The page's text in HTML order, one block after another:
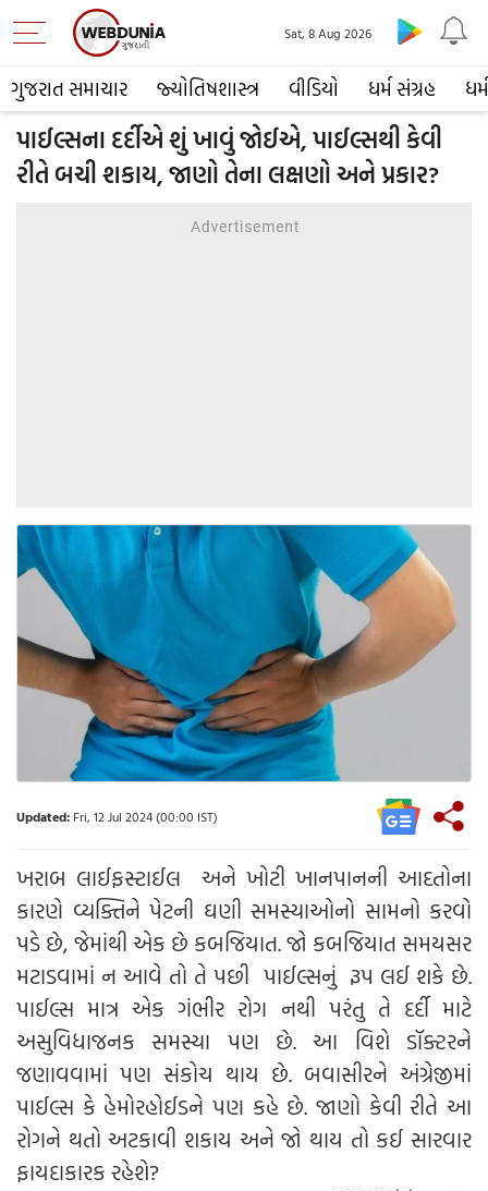
ગુજરાત સમાચાર જ્યોતિષશાસ્ત્ર વીડિયો ધર્મ સંગ્રહ ધર્મ
Sat, 8 Aug 2026
પાઈલ્સના દર્દીએ શું ખાવું જોઈએ, પાઈલ્સથી કેવી
રીતે બચી શકાય, જાણો તેના લક્ષણો અને પ્રકાર?
Updated: Fri, 12 Jul 2024 (00:00 IST)
ખરાબ લાઈફસ્ટાઈલ અને ખોટી ખાનપાનની આદતોના
કારણે વ્યક્તિને પેટની ઘણી સમસ્યાઓનો સામનો કરવો
પડે છે, જેમાંથી એક છે કબજિયાત. જો કબજિયાત સમયસર
મટાડવામાં ન આવે તો તે પછી પાઈલ્સનું રૂપ લઈ શકે છે.
પાઈલ્સ માત્ર એક ગંભીર રોગ નથી પરંતુ તે દર્દી માટે
અસુવિધાજનક સમસ્યા પણ છે. આ વિશે ડૉક્ટરને
જણાવવામાં પણ સંકોચ થાય છે. બવાસીરને અંગ્રેજીમાં
પાઈલ્સ કે હેમોરહોઈડને પણ કહે છે. જાણો કેવી રીતે આ
રોગને થતો અટકાવી શકાય અને જો થાય તો કઈ સારવાર
ફાયદાકારક રહેશે?